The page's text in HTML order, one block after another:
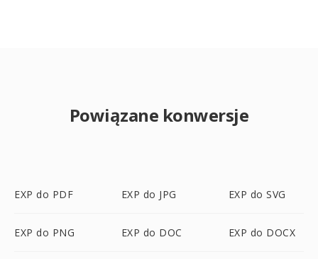
Powiązane konwersje
EXP do PDF EXP do JPG EXP do SVG
EXP do PNG EXP do DOC EXP do DOCX